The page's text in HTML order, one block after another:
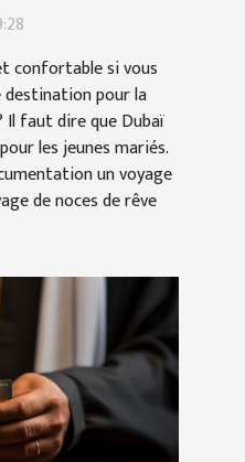
confortable si vous
destination pour la
Il faut dire que Dubaï
les jeunes mariés.
un voyage
de noces de rêve